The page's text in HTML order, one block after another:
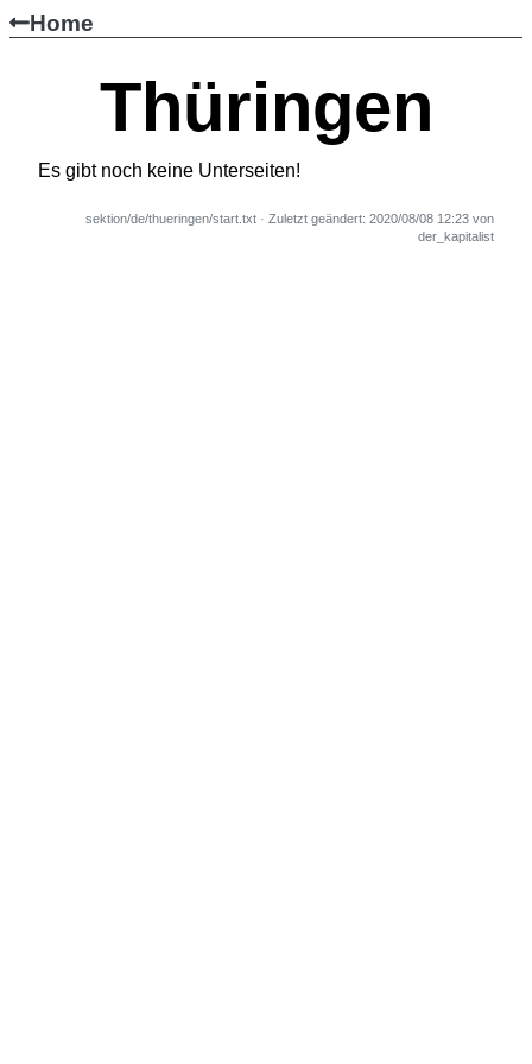
Home
Thüringen
Es gibt noch keine Unterseiten!
sektion/de/thueringen/start.txt · Zuletzt geändert: 2020/08/08 12:23 von
der_kapitalist